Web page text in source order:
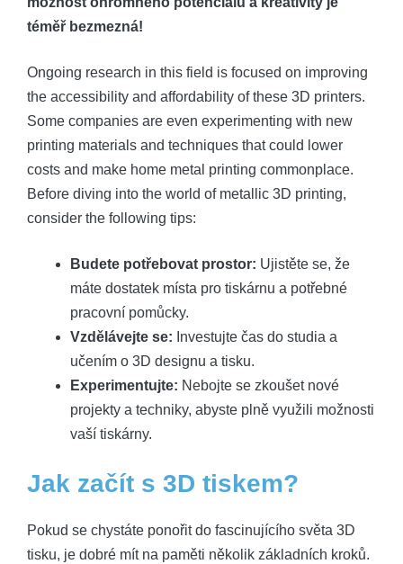
téměř bezmezná!
Ongoing research in this field is focused on improving
the accessibility and affordability of these 3D printers.
Some companies are even experimenting with new
printing materials and techniques that could lower
costs and make home metal printing commonplace.
Before diving into the world of metallic 3D printing,
consider the following tips:
Budete potřebovat prostor: Ujistěte se, že
máte dostatek místa pro tiskárnu a potřebné
pracovní pomůcky.
Vzdělávejte se: Investujte čas do studia a
učením o 3D designu a tisku.
Experimentujte: Nebojte se zkoušet nové
projekty a techniky, abyste plně využili možnosti
vaší tiskárny.
Jak začít s 3D tiskem?
Pokud se chystáte ponořit do fascinujícího světa 3D
tisku, je dobré mít na paměti několik základních kroků.